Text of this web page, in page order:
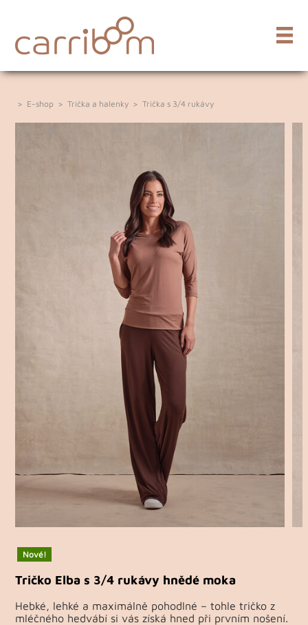
> E-shop >Trička a halenky >Trička s 3/4 rukávy
Nové!
Tričko Elba s 3/4 rukávy hnědé moka
Hebké, lehké a maximálně pohodlné – tohle tričko z
mléčného hedvábí si vás získá hned při prvním nošení.